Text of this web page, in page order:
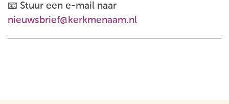
📧 Stuur een e-mail naar
nieuwsbrief@kerkmenaam.nl